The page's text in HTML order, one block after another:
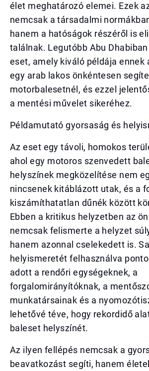
élet meghatározó elemei. Ezek
nemcsak a társadalmi
hanem a hatóságok részéről is
találnak. Legutóbb Abu
eset, amely kiváló példája ennek
egy arab lakos önkéntesen
motorbalesetnél, és ezzel
a mentési művelet sikeréhez.
Példamutató gyorsaság és
Az eset egy távoli, homokos
ahol egy motoros szenvedett
helyszínek megközelítése nem
nincsenek kitáblázott utak, és a
kiszámíthatatlan dűnék között
Ebben a kritikus helyzetben az
nemcsak felismerte a helyzet
hanem azonnal cselekedett is.
helyismeretét felhasználva
adott a rendőri egységeknek, a
forgalomirányítóknak, a
munkatársainak és a
lehetővé téve, hogy rekordidő
baleset helyszínét.
Az ilyen fellépés nemcsak a
beavatkozást segíti, hanem